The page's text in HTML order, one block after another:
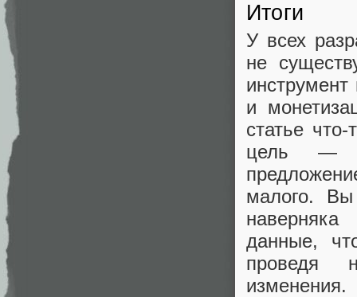
Итоги
У всех
не
и
статье
цель —
малого.
данные,
проведя
изменения.